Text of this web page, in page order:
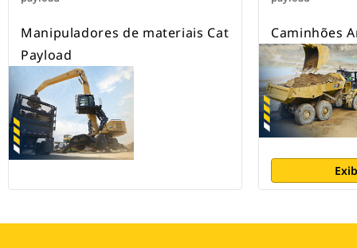
Manipuladores de materiais Cat
Payload
Caminhões